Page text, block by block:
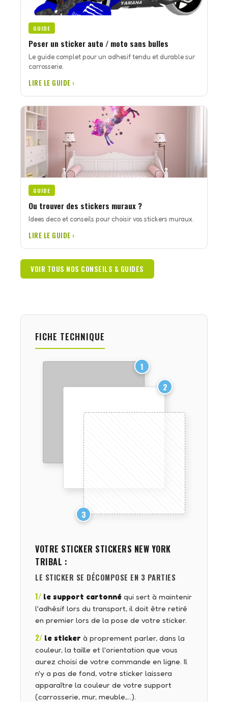
GUIDE
Poser un sticker auto / moto sans bulles
Le guide complet pour un adhesif tendu et durable sur
carrosserie.
LIRE LE GUIDE ›
GUIDE
Ou trouver des stickers muraux ?
Idees deco et conseils pour choisir vos stickers muraux.
LIRE LE GUIDE ›
VOIR TOUS NOS CONSEILS & GUIDES
FICHE TECHNIQUE
1
2
3
VOTRE STICKER STICKERS NEW YORK
TRIBAL :
LE STICKER SE DÉCOMPOSE EN 3 PARTIES
1/ le support cartonné qui sert à maintenir
l'adhésif lors du transport, il doit être retiré
en premier lors de la pose de votre sticker.
2/ le sticker à proprement parler, dans la
couleur, la taille et l'orientation que vous
aurez choisi de votre commande en ligne. Il
n'y a pas de fond, votre sticker laissera
apparaître la couleur de votre support
(carrosserie, mur, meuble,…).